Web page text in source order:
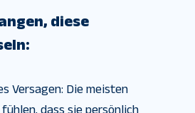
diese
Versagen: Die meisten
dass sie persönlich